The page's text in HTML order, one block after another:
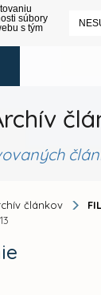
súbory
s tým
článkov